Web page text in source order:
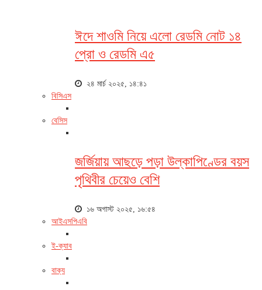
ঈদে শাওমি নিয়ে এলো রেডমি নোট ১৪
প্রো ও রেডমি এ৫
২৪ মার্চ ২০২৫, ১৪:৪১
বিসিএস
বেসিস
জর্জিয়ায় আছড়ে পড়া উল্কাপিণ্ডের বয়স
পৃথিবীর চেয়েও বেশি
১৬ অগাস্ট ২০২৫, ১৬:৫৪
আইএসপিএবি
ই-ক্যাব
বাক্য